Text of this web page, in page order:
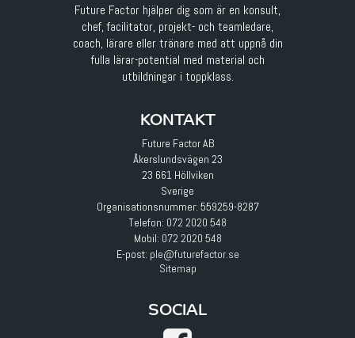
Future Factor hjälper dig som är en konsult,
chef, facilitator, projekt- och teamledare,
coach, lärare eller tränare med att uppnå din
fulla lärar-potential med material och
utbildningar i toppklass.
KONTAKT
Future Factor AB
Åkerslundsvägen 23
23 661 Höllviken
Sverige
Organisationsnummer: 559259-8287
Telefon: 072 2020 548
Mobil: 072 2020 548
E-post: ple@futurefactor.se
Sitemap
SOCIAL